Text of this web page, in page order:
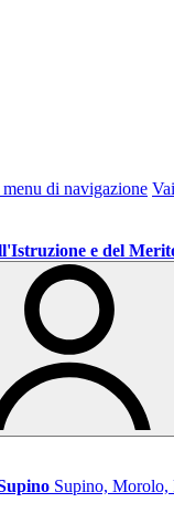
di navigazione
e del
Supino, Morolo,